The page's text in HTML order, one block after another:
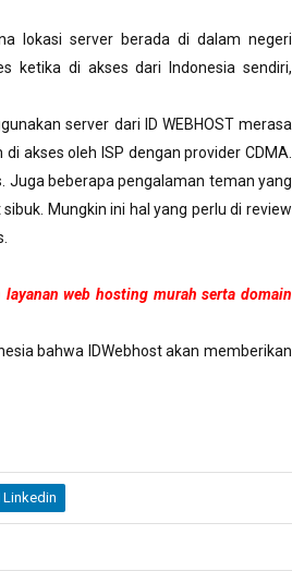
lokasi server berada di dalam negeri
ketika di akses dari Indonesia sendiri,
server dari ID WEBHOST merasa
akses oleh ISP dengan provider CDMA.
Juga beberapa pengalaman teman yang
Mungkin ini hal yang perlu di review
web hosting murah serta domain
bahwa IDWebhost akan memberikan
Linkedin